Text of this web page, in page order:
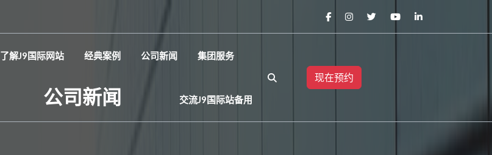
了解J9国际网站 经典案例 公司新闻 集团服务
交流J9国际站备用
现在预约
公司新闻